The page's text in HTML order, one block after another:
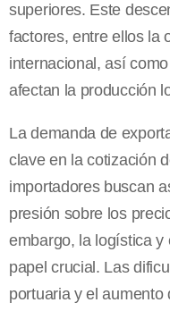
superiores. Este
factores, entre ellos la
internacional, así
afectan la producción
La demanda de
clave en la cotización
importadores buscan
presión sobre los
embargo, la logística y
papel crucial. Las
portuaria y el